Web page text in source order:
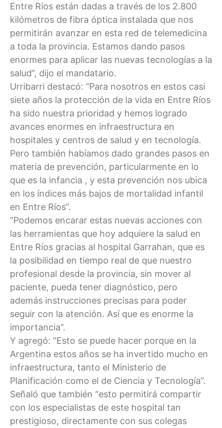
Entre Ríos están dadas a través de los 2.800
kilómetros de fibra óptica instalada que nos
permitirán avanzar en esta red de telemedicina
a toda la provincia. Estamos dando pasos
enormes para aplicar las nuevas tecnologías a la
salud”, dijo el mandatario.
Urribarri destacó: “Para nosotros en estos casi
siete años la protección de la vida en Entre Ríos
ha sido nuestra prioridad y hemos logrado
avances enormes en infraestructura en
hospitales y centros de salud y en tecnología.
Pero también habíamos dado grandes pasos en
materia de prevención, particularmente en lo
que es la infancia , y esta prevención nos ubica
en los índices más bajos de mortalidad infantil
en Entre Ríos”.
“Podemos encarar estas nuevas acciones con
las herramientas que hoy adquiere la salud en
Entre Ríos gracias al hospital Garrahan, que es
la posibilidad en tiempo real de que nuestro
profesional desde la provincia, sin mover al
paciente, pueda tener diagnóstico, pero
además instrucciones precisas para poder
seguir con la atención. Así que es enorme la
importancia”.
Y agregó: “Esto se puede hacer porque en la
Argentina estos años se ha invertido mucho en
infraestructura, tanto el Ministerio de
Planificación como el de Ciencia y Tecnología”.
Señaló que también “esto permitirá compartir
con los especialistas de este hospital tan
prestigioso, directamente con sus colegas